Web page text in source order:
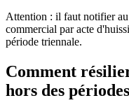
Attention : il faut notifier
commercial par acte
période triennale.
Comment
hors des